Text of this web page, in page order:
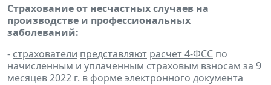
Страхование от несчастных случаев на
производстве и профессиональных
заболеваний:
- страхователи представляют расчет 4-ФСС по
начисленным и уплаченным страховым взносам за 9
месяцев 2022 г. в форме электронного документа